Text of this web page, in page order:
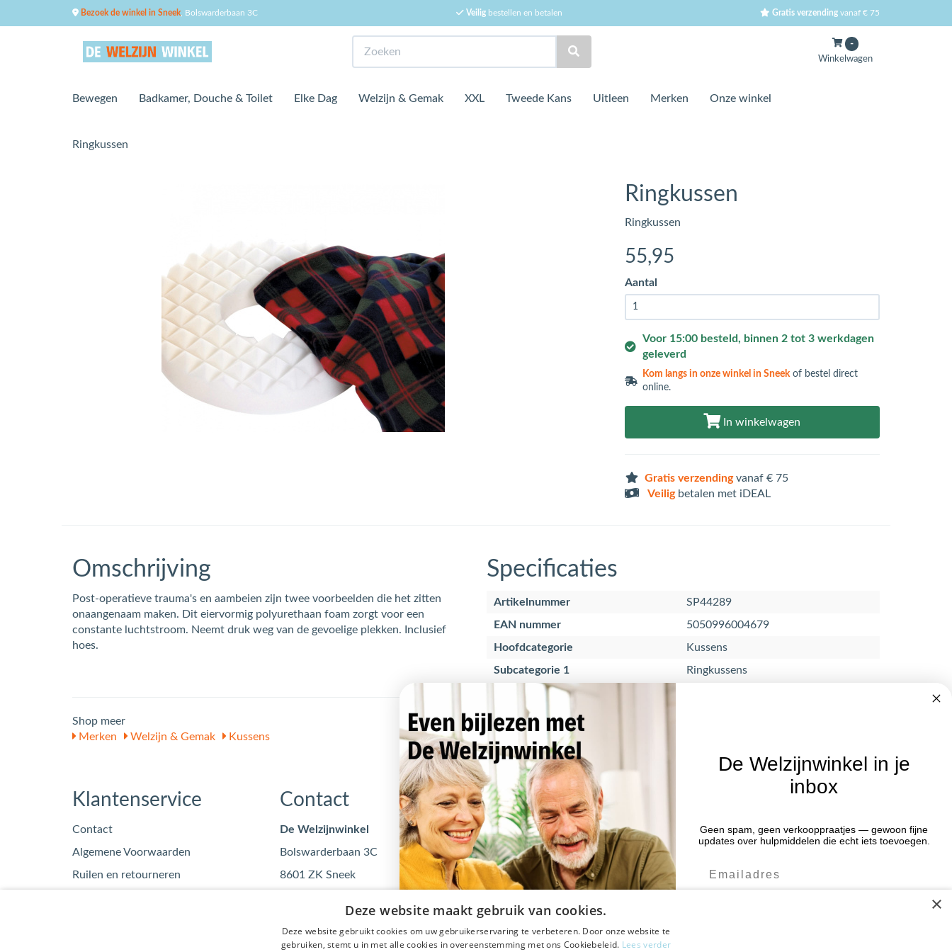
Bezoek de winkel in Sneek , Bolswarderbaan 3C Veiligbestellen en betalen Gratis verzending vanaf € 75
-
Winkelwagen
Bewegen Badkamer, Douche & Toilet Elke Dag Welzijn & Gemak XXL Tweede Kans Uitleen Merken Onze winkel
Ringkussen
Ringkussen
Ringkussen
55,95
Aantal
Voor 15:00 besteld, binnen 2 tot 3 werkdagen
geleverd
Kom langs in onze winkel in Sneekof bestel direct
online.
In winkelwagen
Gratis verzendingvanaf € 75
Veiligbetalen met iDEAL
Omschrijving
Post-operatieve trauma's en aambeien zijn twee voorbeelden die het zitten
onaangenaam maken. Dit eiervormig polyurethaan foam zorgt voor een
constante luchtstroom. Neemt druk weg van de gevoelige plekken. Inclusief
hoes.
Specificaties
Artikelnummer
SP44289
EAN nummer
5050996004679
Hoofdcategorie
Kussens
Subcategorie 1
Ringkussens
Shop meer
Merken
Welzijn & Gemak Kussens
Klantenservice
Contact
Algemene Voorwaarden
Ruilen en retourneren
Contact
De Welzijnwinkel
Bolswarderbaan 3C
8601 ZK Sneek
KvK: 70553122
Openingstijden
Maandag 09:00 - 17:00 uur
Dinsdag 09:00 - 17:00 uur
Woensdag 09:00 - 17:00 uur
Vrijdag 09:00 - 17:00 uur
Nieuwsbrief
Blijf op de hoogte van acties en het
voor de nieuwsbrief.
×
Deze website maakt gebruik van cookies.
Deze website gebruikt cookies om uw gebruikerservaring te verbeteren. Door onze website te
gebruiken, stemt u in met alle cookies in overeenstemming met ons Cookiebeleid. Lees verder
De Welzijnwinkel in je
inbox
Geen spam, geen verkooppraatjes — gewoon fijne
updates over hulpmiddelen die echt iets toevoegen.